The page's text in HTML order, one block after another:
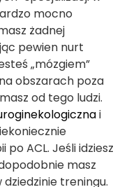
mocno
żadnej
pewien nurt
„mózgiem”
obszarach poza
od tego ludzi.
i
po ACL. Jeśli idziesz
masz
dziedzinie treningu.